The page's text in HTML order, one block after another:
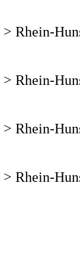
> Rhein-
> Rhein-
> Rhein-
> Rhein-